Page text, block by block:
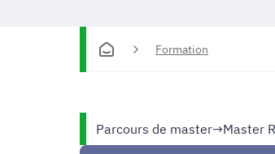
Formation
Parcours de master→Master